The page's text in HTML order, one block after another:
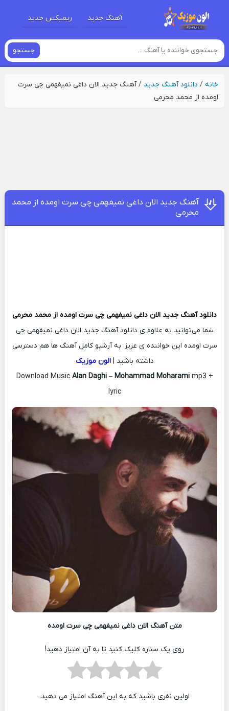
آهنگ جدید ریمیکس جدید
جستجو
خانه/ دانلود آهنگ جدید /آهنگ جدید الان داغی نمیفهمی چی سرت
اومده از محمد محرمی
آهنگ جدید الان داغی نمیفهمی چی سرت اومده از محمد
محرمی
دانلود آهنگ جدید الان داغی نمیفهمی چی سرت اومده از محمد محرمی
شما می‌توانید به علاوه ی دانلود آهنگ جدید الان داغی نمیفهمی چی
سرت اومده این خواننده ی عزیز، به آرشیو کامل آهنگ ها هم دسترسی
داشته باشید |الون موزیک
Download Music Alan Daghi– Mohammad Moharamimp3 +
lyric
متن آهنگ الان داغی نمیفهمی چی سرت اومده
روی یک ستاره کلیک کنید تا به آن امتیاز دهید!
اولین نفری باشید که به این آهنگ امتیاز می دهید.